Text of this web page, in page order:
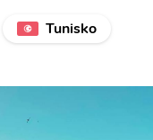
Tunisko